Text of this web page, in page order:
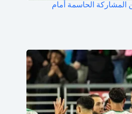
المشاركة الحاسمة أمام